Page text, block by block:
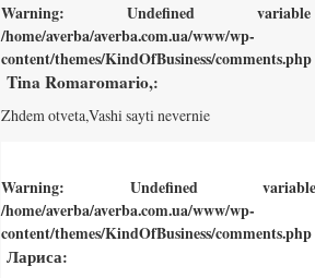
Warning: Undefined
/home/averba/averba.com.ua/www/wp-
content/themes/KindOfBusiness/comments.php
Tina Romaromario,:
Zhdem otveta,Vashi sayti nevernie
Warning: Undefined
/home/averba/averba.com.ua/www/wp-
content/themes/KindOfBusiness/comments.php
Лариса: